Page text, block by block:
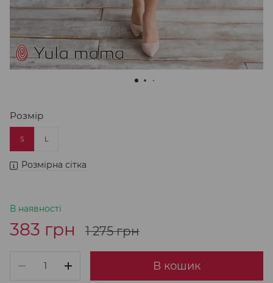
Розмір
S L
Розмірна сітка
В наявності
383 грн 1 275 грн
В кошик